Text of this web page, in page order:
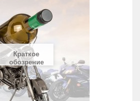
Краткое
обозрение